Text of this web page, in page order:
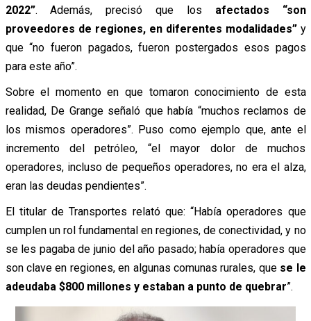
2022”. Además, precisó que los afectados “son
proveedores de regiones, en diferentes modalidades”y
que “no fueron pagados, fueron postergados esos pagos
para este año”.
Sobre el momento en que tomaron conocimiento de esta
realidad, De Grange señaló que había “muchos reclamos de
los mismos operadores”. Puso como ejemplo que, ante el
incremento del petróleo, “el mayor dolor de muchos
operadores, incluso de pequeños operadores, no era el alza,
eran las deudas pendientes”.
El titular de Transportes relató que: “Había operadores que
cumplen un rol fundamental en regiones, de conectividad, y no
se les pagaba de junio del año pasado; había operadores que
son clave en regiones, en algunas comunas rurales, que se le
adeudaba $800 millones y estaban a punto de quebrar”.